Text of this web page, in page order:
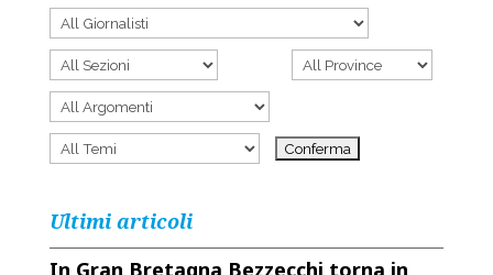
Ultimi articoli
In Gran Bretagna Bezzecchi torna in